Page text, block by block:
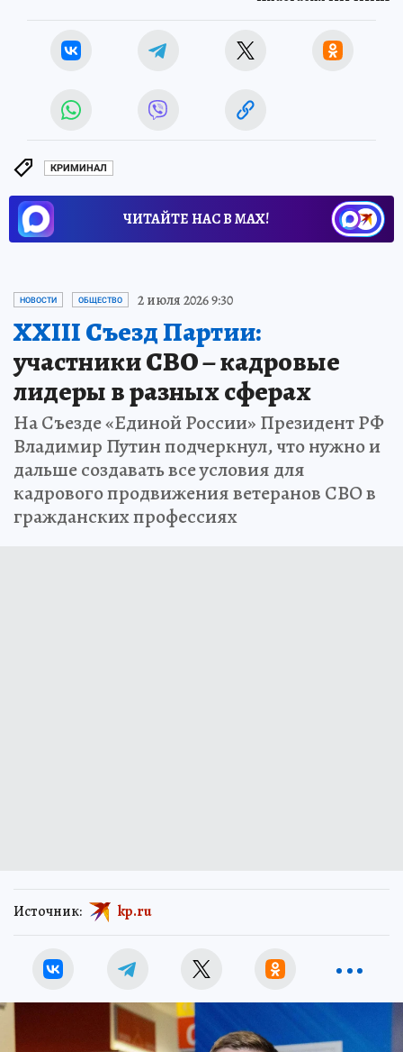
КРИМИНАЛ
ЧИТАЙТЕ НАС В МАХ!
НОВОСТИ ОБЩЕСТВО 2 июля 2026 9:30
XXIII Съезд Партии:
участники СВО – кадровые
лидеры в разных сферах
На Съезде «Единой России» Президент РФ
Владимир Путин подчеркнул, что нужно и
дальше создавать все условия для
кадрового продвижения ветеранов СВО в
гражданских профессиях
Источник: kp.ru